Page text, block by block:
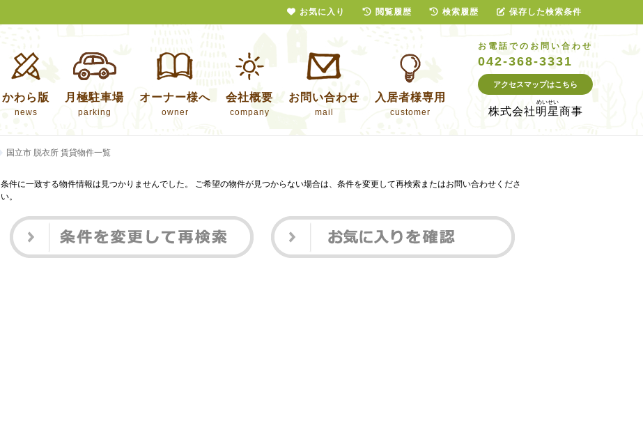
かわら版
news
月極駐車場
parking
オーナー様へ
owner
会社概要
company
お問い合わせ
mail
入居者様専用
customer
お電話でのお問い合わせ
042-368-3331
アクセスマップはこちら
株式会社明星商事
国立市 脱衣所 賃貸物件一覧
条件に一致する物件情報は見つかりませんでした。 ご希望の物件が見つからない場合は、条件を変更して再検索またはお問い合わせくださ
い。
お気に入り 閲覧履歴 検索履歴 保存した検索条件